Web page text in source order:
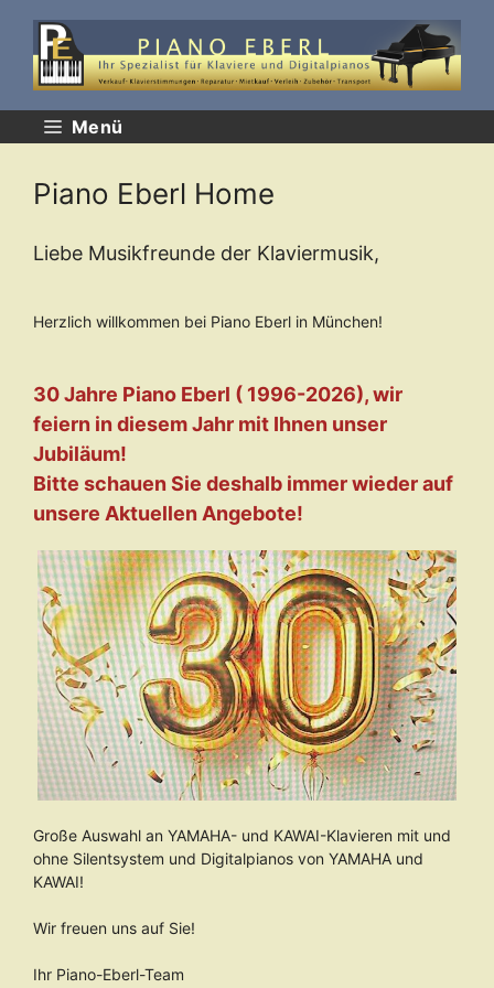
springen
Menü
Piano Eberl Home
Liebe Musikfreunde der Klaviermusik,
Herzlich willkommen bei Piano Eberl in München!
30 Jahre Piano Eberl ( 1996-2026), wir
feiern in diesem Jahr mit Ihnen unser
Jubiläum!
Bitte schauen Sie deshalb immer wieder auf
unsere Aktuellen Angebote!
Große Auswahl an YAMAHA- und KAWAI-Klavieren mit und
ohne Silentsystem und Digitalpianos von YAMAHA und
KAWAI!
Wir freuen uns auf Sie!
Ihr Piano-Eberl-Team